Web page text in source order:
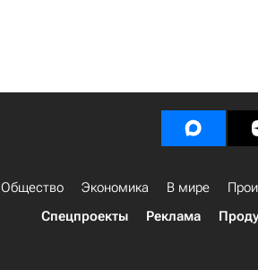
Общество Экономика В мире
Спецпроекты
Реклама